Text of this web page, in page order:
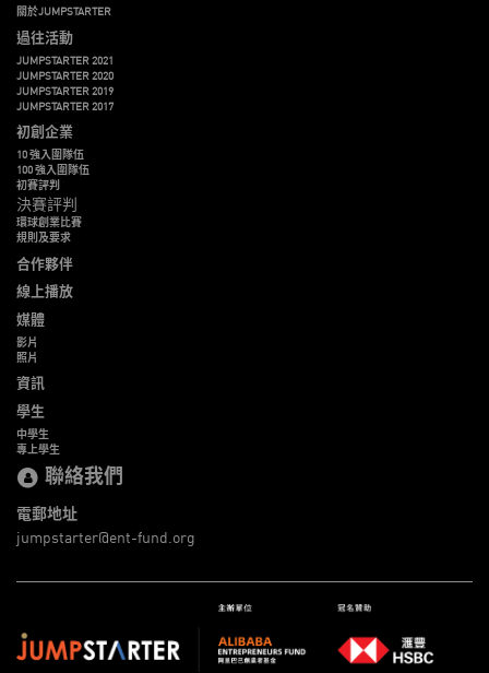
關於JUMPSTARTER
過往活動
JUMPSTARTER 2021
JUMPSTARTER 2020
JUMPSTARTER 2019
JUMPSTARTER 2017
初創企業
10 強入圍隊伍
100 強入圍隊伍
初賽評判
決賽評判
環球創業比賽
規則及要求
合作夥伴
線上播放
媒體
影片
照片
資訊
學生
中學生
專上學生
聯絡我們
電郵地址
jumpstarter@ent-fund.org